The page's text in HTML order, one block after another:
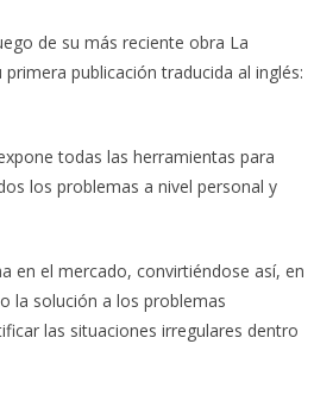
de su más reciente obra La
publicación traducida al inglés:
todas las herramientas para
los problemas a nivel personal y
en el mercado, convirtiéndose así, en
la solución a los problemas
las situaciones irregulares dentro